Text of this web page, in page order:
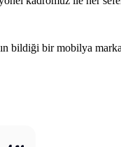
bildiği bir mobilya